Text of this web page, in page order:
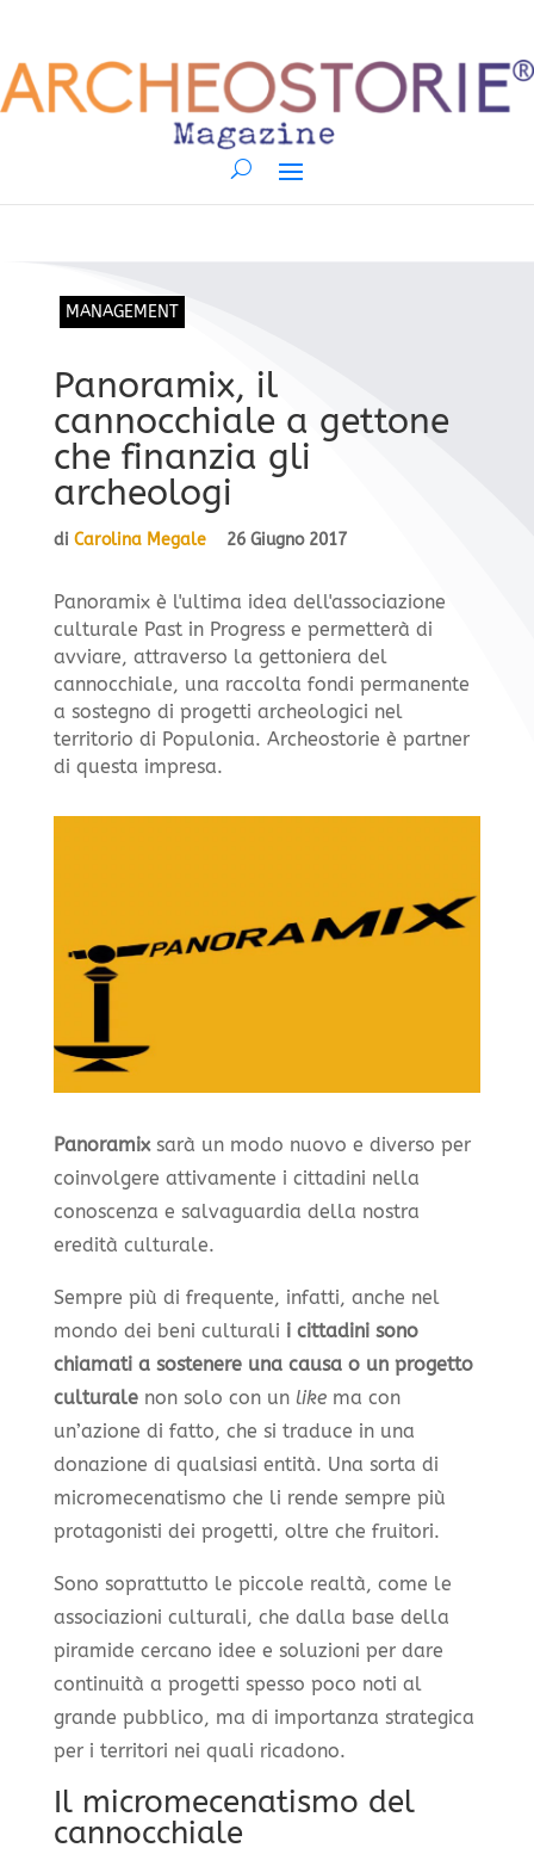
MANAGEMENT
Panoramix, il
cannocchiale a gettone
che finanzia gli
archeologi
di Carolina Megale 26 Giugno 2017
Panoramix è l'ultima idea dell'associazione
culturale Past in Progress e permetterà di
avviare, attraverso la gettoniera del
cannocchiale, una raccolta fondi permanente
a sostegno di progetti archeologici nel
territorio di Populonia. Archeostorie è partner
di questa impresa.
Panoramixsarà un modo nuovo e diverso per
coinvolgere attivamente i cittadini nella
conoscenza e salvaguardia della nostra
eredità culturale.
Sempre più di frequente, infatti, anche nel
mondo dei beni culturali i cittadini sono
chiamati a sostenere una causa o un progetto
culturalenon solo con un likema con
un’azione di fatto, che si traduce in una
donazione di qualsiasi entità. Una sorta di
micromecenatismo che li rende sempre più
protagonisti dei progetti, oltre che fruitori.
Sono soprattutto le piccole realtà, come le
associazioni culturali, che dalla base della
piramide cercano idee e soluzioni per dare
continuità a progetti spesso poco noti al
grande pubblico, ma di importanza strategica
per i territori nei quali ricadono.
Il micromecenatismo del
cannocchiale